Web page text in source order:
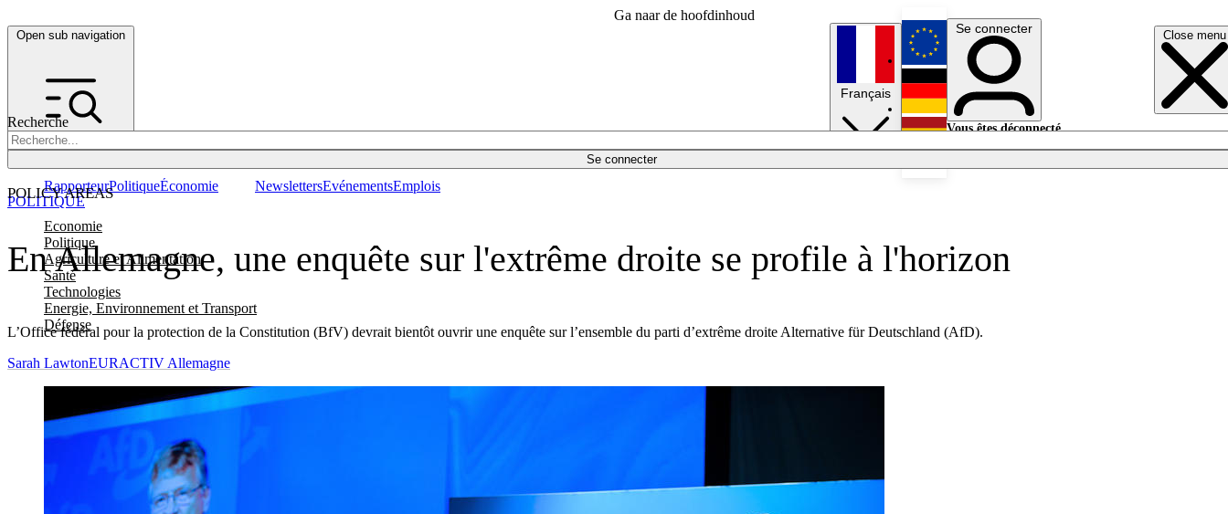
Ga naar de hoofdinhoud
Open sub navigation Close menu
Recherche
Se connecter
POLICY AREAS
Economie
Politique
Agriculture et Alimentation
Santé
Technologies
Energie, Environnement et Transport
Défense
RapporteurPolitiqueÉconomie NewslettersEvénementsEmplois
Français
English
Deutsch
Se connecter
Vous êtes déconnecté.
En Allemagne, une enquête sur l'extrême droite se profile à l'horizon
L’Office fédéral pour la protection de la Constitution (BfV) devrait bientôt ouvrir une enquête sur l’ensemble du parti d’extrême droite Alternative für Deutschland (AfD).
POLITIQUE
Sarah LawtonEURACTIV Allemagne